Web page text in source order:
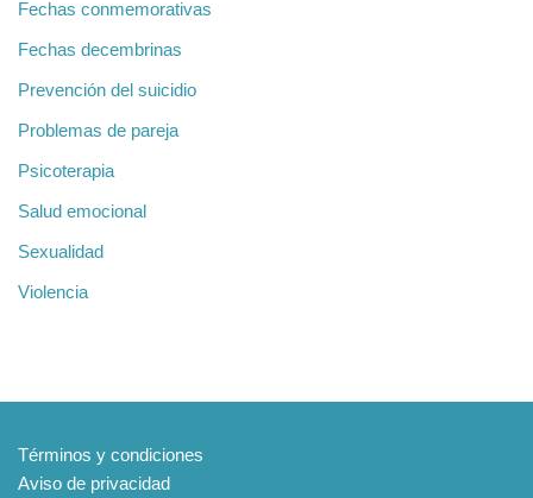
Fechas conmemorativas
Fechas decembrinas
Prevención del suicidio
Problemas de pareja
Psicoterapia
Salud emocional
Sexualidad
Violencia
Términos y condiciones
Aviso de privacidad